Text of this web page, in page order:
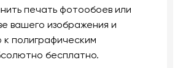
печать фотообоев или
вашего изображения и
к полиграфическим
бесплатно.